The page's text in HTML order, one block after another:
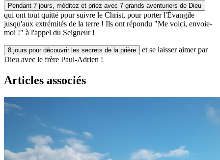
Pendant 7 jours, méditez et priez avec 7 grands aventuriers de Dieu
qui ont tout quitté pour suivre le Christ, pour porter l'Évangile
jusqu'aux extrémités de la terre ! Ils ont répondu "Me voici, envoie-
moi !" à l'appel du Seigneur !
8 jours pour découvrir les secrets de la prière
et se laisser aimer par
Dieu avec le frère Paul-Adrien !
Articles associés